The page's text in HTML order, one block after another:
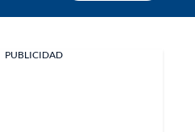
PUBLICIDAD